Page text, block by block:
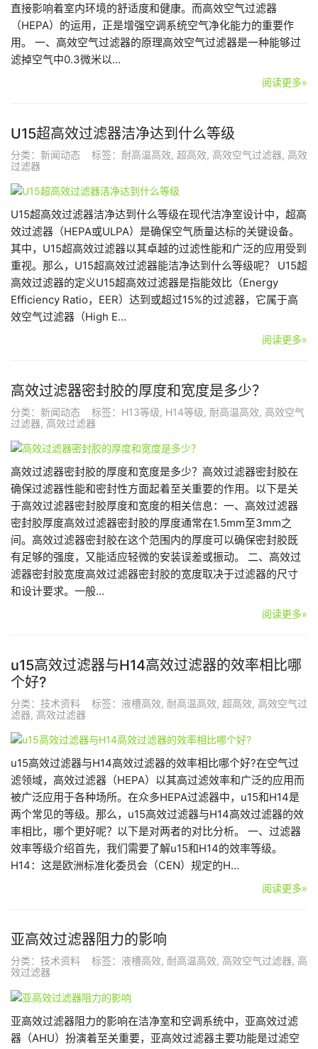
直接影响着室内环境的舒适度和健康。而高效空气过滤器
（HEPA）的运用，正是增强空调系统空气净化能力的重要作
用。 一、高效空气过滤器的原理高效空气过滤器是一种能够过
滤掉空气中0.3微米以…
阅读更多»
U15超高效过滤器洁净达到什么等级
分类： 新闻动态 标签： 耐高温高效, 超高效, 高效空气过滤器, 高效
过滤器
U15超高效过滤器洁净达到什么等级在现代洁净室设计中，超高
效过滤器（HEPA或ULPA）是确保空气质量达标的关键设备。
其中，U15超高效过滤器以其卓越的过滤性能和广泛的应用受到
重视。那么，U15超高效过滤器能洁净达到什么等级呢？ U15超
高效过滤器的定义U15超高效过滤器是指能效比（Energy
Efficiency Ratio，EER）达到或超过15%的过滤器，它属于高
效空气过滤器（High E…
阅读更多»
高效过滤器密封胶的厚度和宽度是多少？
分类： 新闻动态 标签： H13等级, H14等级, 耐高温高效, 高效空气
过滤器, 高效过滤器
高效过滤器密封胶的厚度和宽度是多少？高效过滤器密封胶在
确保过滤器性能和密封性方面起着至关重要的作用。以下是关
于高效过滤器密封胶厚度和宽度的相关信息：一、高效过滤器
密封胶厚度高效过滤器密封胶的厚度通常在1.5mm至3mm之
间。高效过滤器密封胶在这个范围内的厚度可以确保密封胶既
有足够的强度，又能适应轻微的安装误差或振动。 二、高效过
滤器密封胶宽度高效过滤器密封胶的宽度取决于过滤器的尺寸
和设计要求。一般…
阅读更多»
u15高效过滤器与H14高效过滤器的效率相比哪
个好?
分类： 技术资料 标签： 液槽高效, 耐高温高效, 超高效, 高效空气过
滤器, 高效过滤器
u15高效过滤器与H14高效过滤器的效率相比哪个好?在空气过
滤领域，高效过滤器（HEPA）以其高过滤效率和广泛的应用而
被广泛应用于各种场所。在众多HEPA过滤器中，u15和H14是
两个常见的等级。那么，u15高效过滤器与H14高效过滤器的效
率相比，哪个更好呢？以下是对两者的对比分析。 一、过滤器
效率等级介绍首先，我们需要了解u15和H14的效率等级。
H14：这是欧洲标准化委员会（CEN）规定的H…
阅读更多»
亚高效过滤器阻力的影响
分类： 技术资料 标签： 液槽高效, 耐高温高效, 高效空气过滤器, 高
效过滤器
亚高效过滤器阻力的影响在洁净室和空调系统中，亚高效过滤
器（AHU）扮演着至关重要，亚高效过滤器主要功能是过滤空